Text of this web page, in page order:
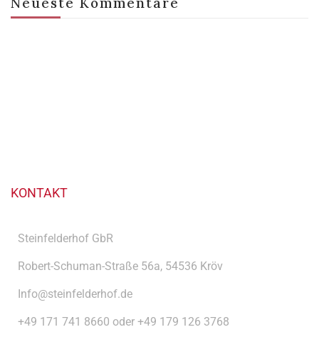
KONTAKT
Steinfelderhof GbR
Robert-Schuman-Straße 56a, 54536 Kröv
Info@steinfelderhof.de
+49 171 741 8660 oder +49 179 126 3768